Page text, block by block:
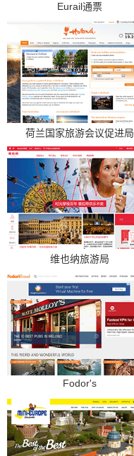
Eurail通票
荷兰国家旅游会议促进局
维也纳旅游局
Fodor's